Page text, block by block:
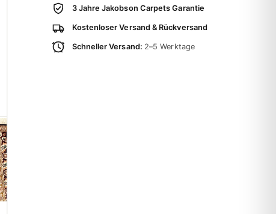
3 Jahre Jakobson Carpets Garantie
Kostenloser Versand & Rückversand
Schneller Versand: 2–5 Werktage